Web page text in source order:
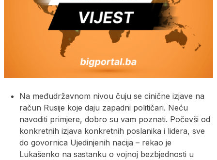
Na međudržavnom nivou čuju se cinične izjave na
račun Rusije koje daju zapadni političari. Neću
navoditi primjere, dobro su vam poznati. Počevši od
konkretnih izjava konkretnih poslanika i lidera, sve
do govornica Ujedinjenih nacija – rekao je
Lukašenko na sastanku o vojnoj bezbjednosti u